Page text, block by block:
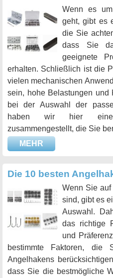
Wenn es
geht, gibt es
die Sie
dass Sie
geeignete
erhalten. Schließlich ist die
vielen mechanischen
sein, hohe Belastungen und
bei der Auswahl der
haben wir hier eine
zusammengestellt, die Sie
MEHR
Die 10 besten
Wenn Sie
sind, gibt es
Auswahl.
das richtige
und
bestimmte Faktoren,
Angelhakens
dass Sie die bestmögliche